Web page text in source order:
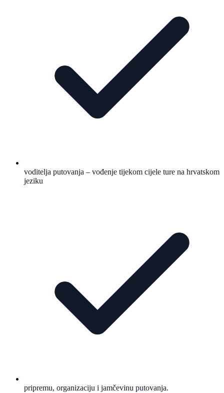
voditelja putovanja – vođenje tijekom cijele ture na hrvatskom
jeziku
pripremu, organizaciju i jamčevinu putovanja.